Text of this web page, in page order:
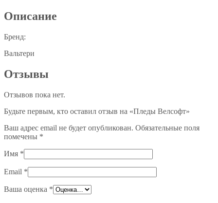
Описание
Бренд:
Вальтери
Отзывы
Отзывов пока нет.
Будьте первым, кто оставил отзыв на «Пледы Велсофт»
Ваш адрес email не будет опубликован. Обязательные поля
помечены *
Имя *
Email *
Ваша оценка *